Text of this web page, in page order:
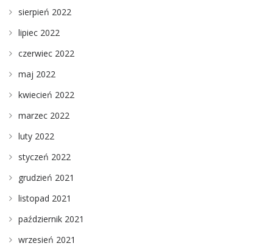
sierpień 2022
lipiec 2022
czerwiec 2022
maj 2022
kwiecień 2022
marzec 2022
luty 2022
styczeń 2022
grudzień 2021
listopad 2021
październik 2021
wrzesień 2021